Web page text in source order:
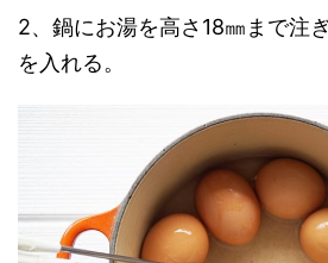
2、鍋にお湯を高さ18㎜まで注
を入れる。